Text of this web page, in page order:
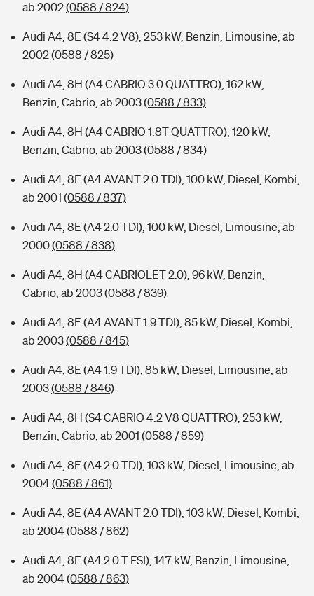
ab 2002(0588 / 824)
Audi A4, 8E (S4 4.2 V8), 253 kW, Benzin, Limousine, ab
2002(0588 / 825)
Audi A4, 8H (A4 CABRIO 3.0 QUATTRO), 162 kW,
Benzin, Cabrio, ab 2003(0588 / 833)
Audi A4, 8H (A4 CABRIO 1.8T QUATTRO), 120 kW,
Benzin, Cabrio, ab 2003(0588 / 834)
Audi A4, 8E (A4 AVANT 2.0 TDI), 100 kW, Diesel, Kombi,
ab 2001 (0588 / 837)
Audi A4, 8E (A4 2.0 TDI), 100 kW, Diesel, Limousine, ab
2000(0588 / 838)
Audi A4, 8H (A4 CABRIOLET 2.0), 96 kW, Benzin,
Cabrio, ab 2003(0588 / 839)
Audi A4, 8E (A4 AVANT 1.9 TDI), 85 kW, Diesel, Kombi,
ab 2003(0588 / 845)
Audi A4, 8E (A4 1.9 TDI), 85 kW, Diesel, Limousine, ab
2003(0588 / 846)
Audi A4, 8H (S4 CABRIO 4.2 V8 QUATTRO), 253 kW,
Benzin, Cabrio, ab 2001 (0588 / 859)
Audi A4, 8E (A4 2.0 TDI), 103 kW, Diesel, Limousine, ab
2004(0588 / 861)
Audi A4, 8E (A4 AVANT 2.0 TDI), 103 kW, Diesel, Kombi,
ab 2004(0588 / 862)
Audi A4, 8E (A4 2.0 T FSI), 147 kW, Benzin, Limousine,
ab 2004(0588 / 863)